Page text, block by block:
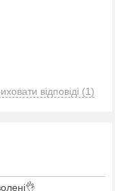
відповіді (1)